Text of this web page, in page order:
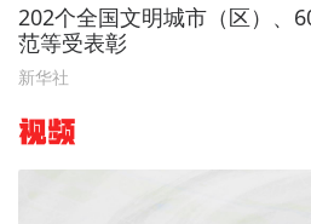
202个全国文明城市（区）、
范等受表彰
新华社
视频